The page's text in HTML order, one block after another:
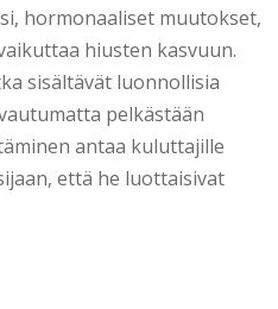
hormonaaliset muutokset,
hiusten kasvuun.
sisältävät luonnollisia
pelkästään
antaa kuluttajille
että he luottaisivat